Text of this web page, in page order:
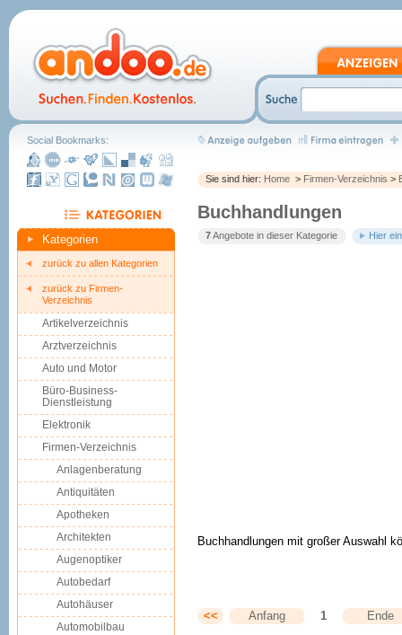
Sie sind hier: Home > Firmen-Verzeichnis >
Buchhandlungen
7Angebote in dieser Kategorie Hier
Buchhandlungen mit großer Auswahl
<< Anfang 1 Ende
Social Bookmarks:
Kategorien
zurück zu allen Kategorien
zurück zu Firmen-
Verzeichnis
Artikelverzeichnis
Arztverzeichnis
Auto und Motor
Büro-Business-
Dienstleistung
Elektronik
Firmen-Verzeichnis
Anlagenberatung
Antiquitäten
Apotheken
Architekten
Augenoptiker
Autobedarf
Autohäuser
Automobilbau